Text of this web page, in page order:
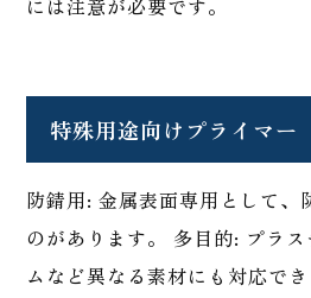
には注意が必要です。
特殊用途向けプライマー
防錆用: 金属表面専用として、
のがあります。 多目的: プラ
ムなど異なる素材にも対応で